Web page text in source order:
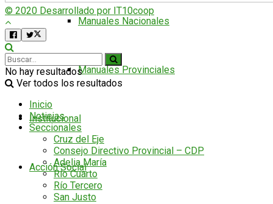
Manuales Nacionales
Manuales Provinciales
Institucional
Acción Social
© 2020 Desarrollado por IT10coop
No hay resultados
Ver todos los resultados
Inicio
Noticias
Seccionales
Cruz del Eje
Consejo Directivo Provincial – CDP
Adelia María
Río Cuarto
Río Tercero
San Justo